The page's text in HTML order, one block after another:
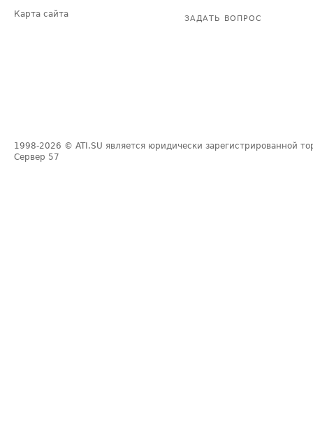
Карта сайта
ЗАДАТЬ ВОПРОС
1998-2026 © ATI.SU является юридически зарегистрированной
Сервер 57